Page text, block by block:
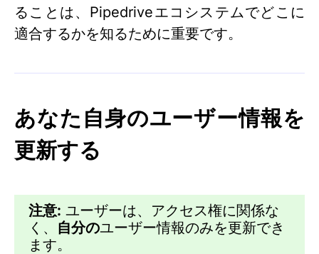
ることは、Pipedriveエコシステムでどこに
適合するかを知るために重要です。
あなた自身のユーザー情報を
更新する
注意: ユーザーは、アクセス権に関係な
く、 自分のユーザー情報のみを更新でき
ます。